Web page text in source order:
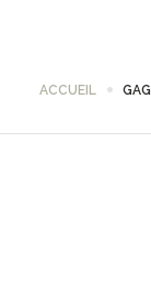
ACCUEIL